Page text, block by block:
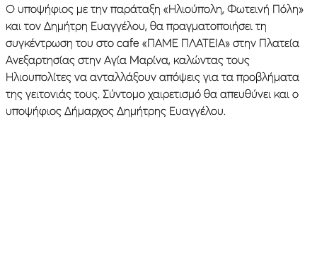
Ο υποψήφιος με την παράταξη «Ηλιούπολη, Φωτεινή Πόλη»
και τον Δημήτρη Ευαγγέλου, θα πραγματοποιήσει τη
συγκέντρωση του στο cafe «ΠΑΜΕ ΠΛΑΤΕΙΑ» στην Πλατεία
Ανεξαρτησίας στην Αγία Μαρίνα, καλώντας τους
Ηλιουπολίτες να ανταλλάξουν απόψεις για τα προβλήματα
της γειτονιάς τους. Σύντομο χαιρετισμό θα απευθύνει και ο
υποψήφιος Δήμαρχος Δημήτρης Ευαγγέλου.